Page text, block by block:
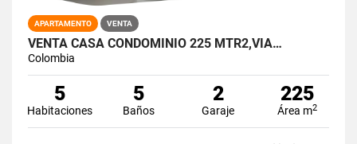
APARTAMENTO VENTA
VENTA CASA CONDOMINIO 225 MTR2,VÍA…
Colombia
5
Habitaciones
5
Baños
2
Garaje
225
Área m2